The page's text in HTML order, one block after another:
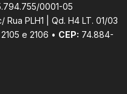
0001-05
Rua PLH1 | Qd. H4 LT. 01/03
e 2106 • CEP: 74.884-